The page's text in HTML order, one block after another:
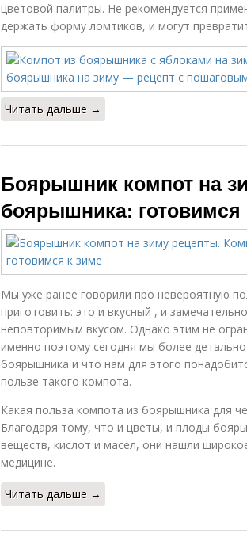
цветовой палитры. Не рекомендуется
держать форму ломтиков, и могут
Читать дальше →
Боярышник компот на
боярышника: готовимся
Мы уже ранее говорили про невероятную
приготовить: это и вкусный , и
неповторимым вкусом. Однако этим не
именно поэтому сегодня мы более
боярышника и что нам для этого
пользе такого компота.
Какая польза компота из боярышника для
Благодаря тому, что и цветы, и плоды
веществ, кислот и масел, они нашли
медицине.
Читать дальше →